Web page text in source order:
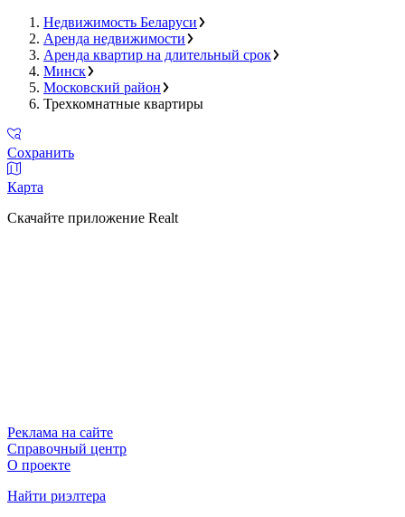
Недвижимость Беларуси
Аренда недвижимости
Аренда квартир на длительный срок
Минск
Московский район
Трехкомнатные квартиры
Сохранить
Карта
Скачайте приложение Realt
Реклама на сайте
Справочный центр
О проекте
Найти риэлтера